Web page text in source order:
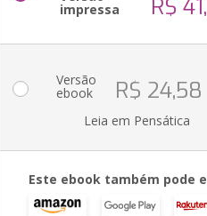
impressa R$
Versão
ebook R$ 24,58
Leia em Pensática
Este ebook também pode